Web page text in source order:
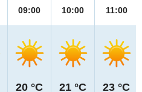
09:00
20 °C
10:00
21 °C
11:00
23 °C